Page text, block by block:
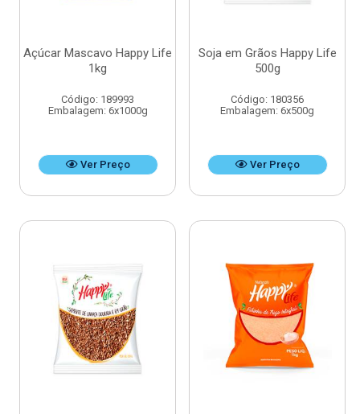
Açúcar Mascavo Happy Life
1kg
Código: 189993
Embalagem: 6x1000g
Ver Preço
Soja em Grãos Happy Life
500g
Código: 180356
Embalagem: 6x500g
Ver Preço